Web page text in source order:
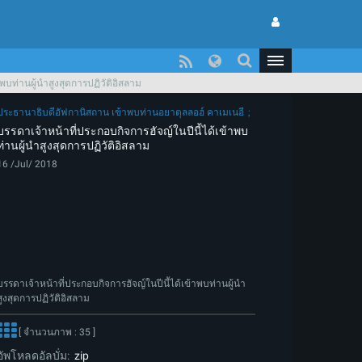
บท่านผู้นำสูงสุดการปฏิวัติอิสลาม
ระธานาธิบดีอัฟกานิสถาน เข้าพบท่านอยาตุลลอฮ์ คาเมเนอี
รรดาเจ้าหน้าที่ประกอบกิจการฮัจญ์ในปีนี้ได้เข้าพบ
านผู้นำสูงสุดการปฏิวัติอิสลาม
/Jul/ 2018
รรดาเจ้าหน้าที่ประกอบกิจการฮัจญ์ในปีนี้ได้เข้าพบท่านผู้นำ
งสุดการปฏิวัติอิสลาม
[ จำนวนภาพ : 35 ]
พโหลดอัลบั่ม: zip